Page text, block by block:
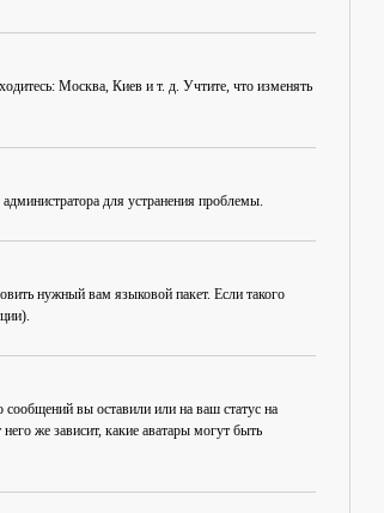
Москва, Киев и т. д. Учтите, что изменять
для устранения проблемы.
нужный вам языковой пакет. Если такого
вы оставили или на ваш статус на
же зависит, какие аватары могут быть